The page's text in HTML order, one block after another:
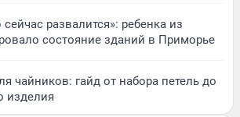
развалится»: ребенка из
состояние зданий в Приморье
чайников: гайд от набора петель до
изделия